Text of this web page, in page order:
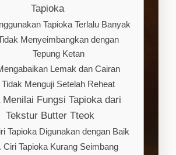
Tapioka
Tapioka Terlalu Banyak
Menyeimbangkan dengan
Tepung Ketan
Lemak dan Cairan
Tidak Menguji Setelah Reheat
Menilai Fungsi Tapioka dari
Tekstur Butter Tteok
Tapioka Digunakan dengan Baik
Ciri Tapioka Kurang Seimbang